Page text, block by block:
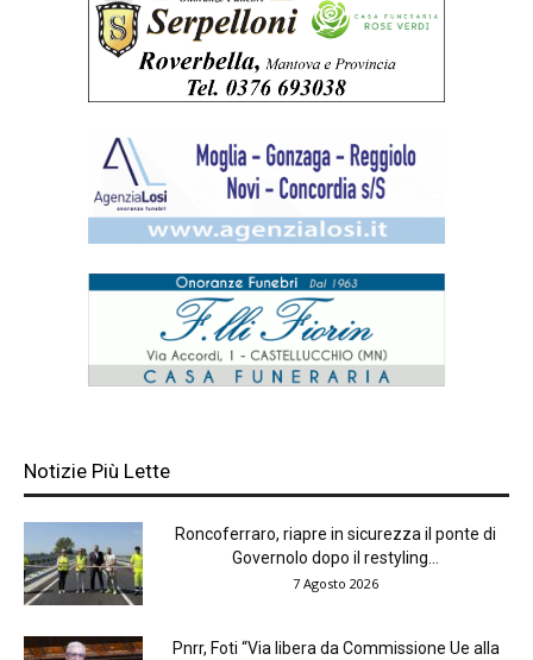
Notizie Più Lette
Roncoferraro, riapre in sicurezza il ponte di
Governolo dopo il restyling...
7 Agosto 2026
Pnrr, Foti “Via libera da Commissione Ue alla